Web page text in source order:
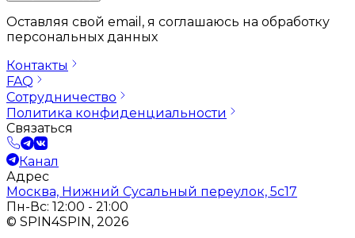
Оставляя свой email, я соглашаюсь на обработку
персональных данных
Контакты
FAQ
Сотрудничество
Политика конфиденциальности
Связаться
Канал
Адрес
Москва, Нижний Сусальный переулок, 5с17
Пн-Вс: 12:00 - 21:00
© SPIN4SPIN, 2026